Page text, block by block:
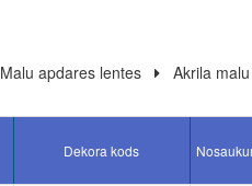
Malu apdares lentes Akrila
Dekora kods